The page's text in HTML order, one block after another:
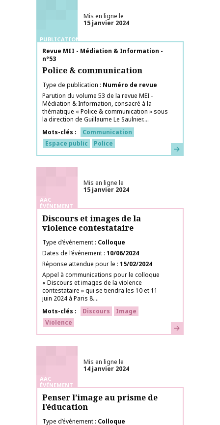
PUBLICATIONS
Mis en ligne le
15 janvier 2024
Nom de la publication
Revue MEI - Médiation & Information -
n°53
Police & communication
Type de publication
Numéro de revue
Parution du volume 53 de la revue MEI -
Médiation & Information, consacré à la
thématique « Police & communication » sous
la direction de Guillaume Le Saulnier....
Mots-clés
Communication
Espace public
Police En savoir plus
AAC
ÉVÉNEMENT
Mis en ligne le
15 janvier 2024
Discours et images de la
violence contestataire
Type d’événement Colloque
Dates de l’événement 10/06/2024
Réponse attendue pour le 15/02/2024
Appel à communications pour le colloque
« Discours et images de la violence
contestataire » qui se tiendra les 10 et 11
juin 2024 à Paris 8....
Mots-clés
Discours
Image
Violence
En savoir plus
AAC
ÉVÉNEMENT
Mis en ligne le
14 janvier 2024
Penser l’image au prisme de
l’éducation
Type d’événement Colloque